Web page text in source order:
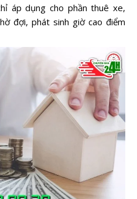
áp dụng cho phần thuê xe,
đợi, phát sinh giờ cao điểm